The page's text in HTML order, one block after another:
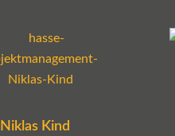
Niklas Kind